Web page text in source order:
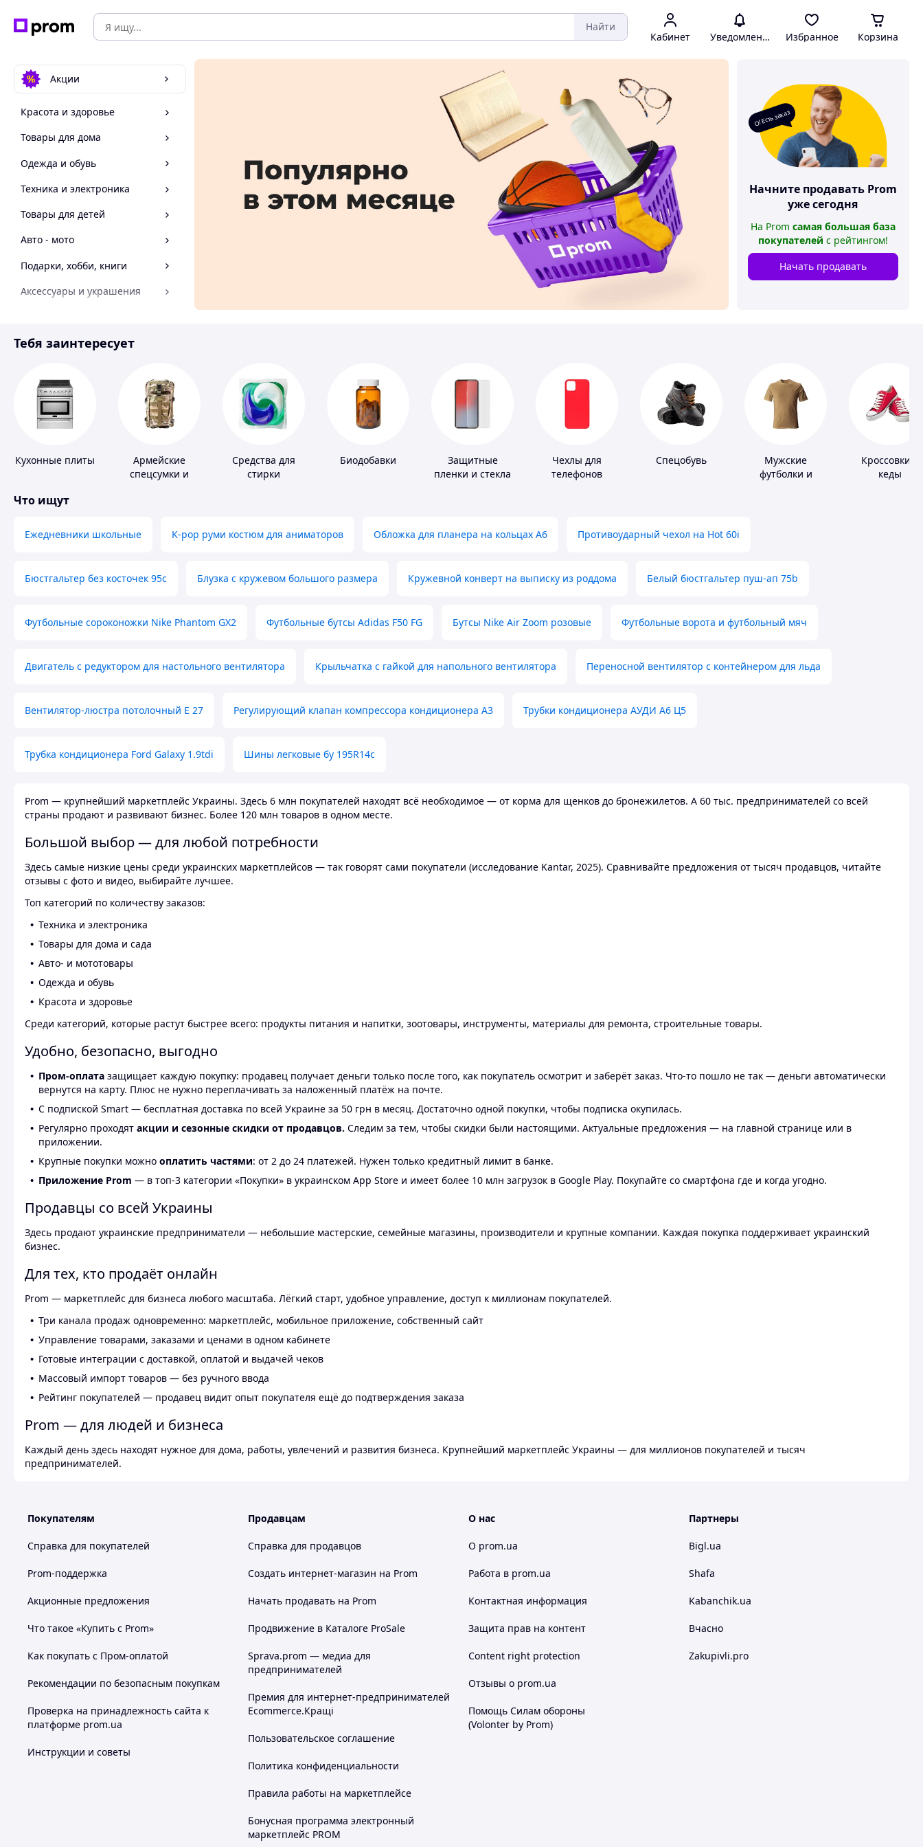
Найти
Кабинет Уведомления Избранное Корзина
Акции
Красота и здоровье
Товары для дома
Одежда и обувь
Техника и электроника
Товары для детей
Авто - мото
Подарки, хобби, книги
Аксессуары и украшения
Спорт и отдых
О! Есть заказ
Начните продавать Prom
уже сегодня
На Prom самая большая база
покупателей с рейтингом!
Начать продавать
Тебя заинтересует
Кухонные плиты
Армейские
спецсумки и
Средства для
стирки
Биодобавки
Защитные
пленки и стекла
Чехлы для
телефонов
Спецобувь
Мужские
футболки и
Кроссовки и
кеды
Что ищут
Ежедневники школьные K-pop руми костюм для аниматоров Обложка для планера на кольцах А6 Противоударный чехол на Hot 60i
Бюстгальтер без косточек 95с Блузка с кружевом большого размера Кружевной конверт на выписку из роддома Белый бюстгальтер пуш-ап 75b
Футбольные сороконожки Nike Phantom GX2 Футбольные бутсы Adidas F50 FG Бутсы Nike Air Zoom розовые Футбольные ворота и футбольный мяч
Двигатель с редуктором для настольного вентилятора Крыльчатка с гайкой для напольного вентилятора Переносной вентилятор с контейнером для льда
Вентилятор-люстра потолочный E 27 Регулирующий клапан компрессора кондиционера А3 Трубки кондиционера АУДИ А6 Ц5
Трубка кондиционера Ford Galaxy 1.9tdi Шины легковые бу 195R14c
Prom — крупнейший маркетплейс Украины. Здесь 6 млн покупателей находят всё необходимое — от корма для щенков до бронежилетов. А 60 тыс. предпринимателей со всей
страны продают и развивают бизнес. Более 120 млн товаров в одном месте.
Большой выбор — для любой потребности
Здесь самые низкие цены среди украинских маркетплейсов — так говорят сами покупатели (исследование Kantar, 2025). Сравнивайте предложения от тысяч продавцов, читайте
отзывы с фото и видео, выбирайте лучшее.
Топ категорий по количеству заказов:
Техника и электроника
Товары для дома и сада
Авто- и мототовары
Одежда и обувь
Красота и здоровье
Среди категорий, которые растут быстрее всего: продукты питания и напитки, зоотовары, инструменты, материалы для ремонта, строительные товары.
Удобно, безопасно, выгодно
Пром-оплата защищает каждую покупку: продавец получает деньги только после того, как покупатель осмотрит и заберёт заказ. Что-то пошло не так — деньги автоматически
вернутся на карту. Плюс не нужно переплачивать за наложенный платёж на почте.
С подпиской Smart — бесплатная доставка по всей Украине за 50 грн в месяц. Достаточно одной покупки, чтобы подписка окупилась.
Регулярно проходят акции и сезонные скидки от продавцов. Следим за тем, чтобы скидки были настоящими. Актуальные предложения — на главной странице или в
приложении.
Крупные покупки можно оплатить частями: от 2 до 24 платежей. Нужен только кредитный лимит в банке.
Приложение Prom — в топ-3 категории «Покупки» в украинском App Store и имеет более 10 млн загрузок в Google Play. Покупайте со смартфона где и когда угодно.
Продавцы со всей Украины
Здесь продают украинские предприниматели — небольшие мастерские, семейные магазины, производители и крупные компании. Каждая покупка поддерживает украинский
бизнес.
Для тех, кто продаёт онлайн
Prom — маркетплейс для бизнеса любого масштаба. Лёгкий старт, удобное управление, доступ к миллионам покупателей.
Три канала продаж одновременно: маркетплейс, мобильное приложение, собственный сайт
Управление товарами, заказами и ценами в одном кабинете
Готовые интеграции с доставкой, оплатой и выдачей чеков
Массовый импорт товаров — без ручного ввода
Рейтинг покупателей — продавец видит опыт покупателя ещё до подтверждения заказа
Prom — для людей и бизнеса
Каждый день здесь находят нужное для дома, работы, увлечений и развития бизнеса. Крупнейший маркетплейс Украины — для миллионов покупателей и тысяч
предпринимателей.
Покупателям
Справка для покупателей
Prom-поддержка
Акционные предложения
Что такое «Купить с Prom»
Как покупать с Пром-оплатой
Рекомендации по безопасным покупкам
Проверка на принадлежность сайта к
платформе prom.ua
Инструкции и советы
Продавцам
Справка для продавцов
Создать интернет-магазин на Prom
Начать продавать на Prom
Продвижение в Каталоге ProSale
Sprava.prom — медиа для
предпринимателей
Премия для интернет-предпринимателей
Ecommerce.Кращі
Пользовательское соглашение
Политика конфиденциальности
Правила работы на маркетплейсе
Бонусная программа электронный
маркетплейс PROM
О нас
О prom.ua
Работа в prom.ua
Контактная информация
Защита прав на контент
Content right protection
Отзывы о prom.ua
Помощь Силам обороны
(Volonter by Prom)
Партнеры
Bigl.ua
Shafa
Kabanchik.ua
Вчасно
Zakupivli.pro